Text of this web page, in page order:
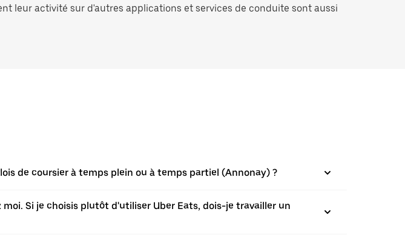
leur activité sur d'autres applications et services de conduite sont aussi
de coursier à temps plein ou à temps partiel (Annonay) ?
Si je choisis plutôt d'utiliser Uber Eats, dois-je travailler un